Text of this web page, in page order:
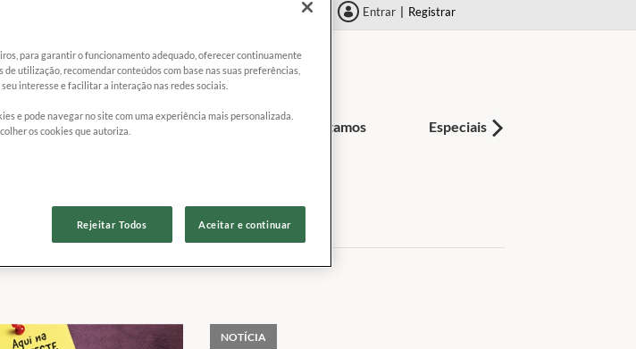
Entrar Registrar
Notícias Vídeos Como Testamos Especiais
NOTÍCIA
para garantir o funcionamento adequado, oferecer continuamente
utilização, recomendar conteúdos com base nas suas preferências,
interesse e facilitar a interação nas redes sociais.
e pode navegar no site com uma experiência mais personalizada.
os cookies que autoriza.
Rejeitar Todos Aceitar e continuar